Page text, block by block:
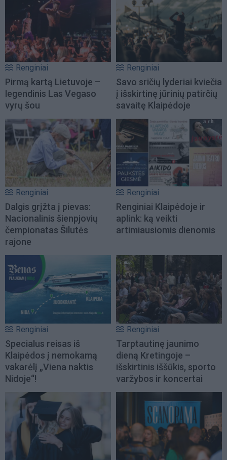
Renginiai
Pirmą kartą Lietuvoje –
legendinis Las Vegaso
vyrų šou
Renginiai
Savo sričių lyderiai kviečia
į išskirtinę jūrinių patirčių
savaitę Klaipėdoje
Renginiai
Dalgis grįžta į pievas:
Nacionalinis šienpjovių
čempionatas Šilutės
rajone
Renginiai
Renginiai Klaipėdoje ir
aplink: ką veikti
artimiausiomis dienomis
Renginiai
Specialus reisas iš
Klaipėdos į nemokamą
vakarėlį „Viena naktis
Nidoje“!
Renginiai
Tarptautinę jaunimo
dieną Kretingoje –
išskirtinis iššūkis, sporto
varžybos ir koncertai